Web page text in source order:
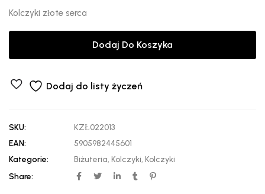
Kolczyki złote serca
Dodaj Do Koszyka
Dodaj do listy życzeń
SKU:
KZŁ022013
EAN:
5905982445601
Kategorie:
Biżuteria, Kolczyki, Kolczyki
Share: